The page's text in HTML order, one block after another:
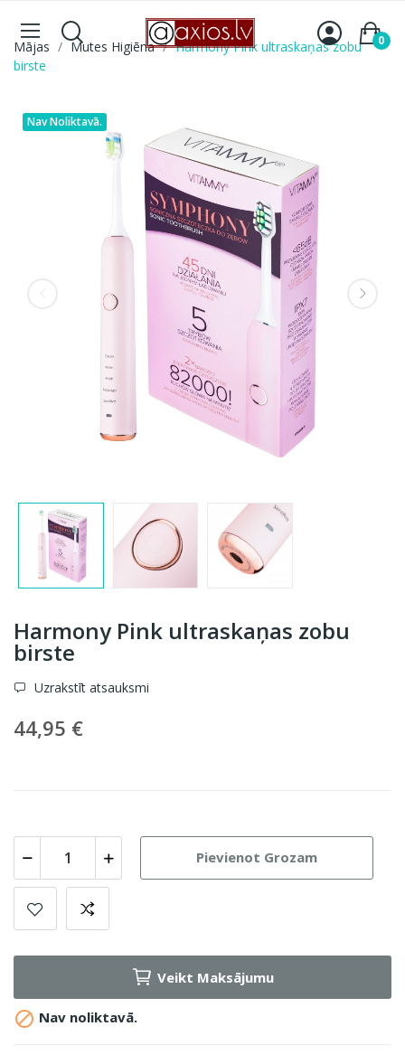
0
Mājas Mutes Higiēna
Harmony Pink ultraskaņas zobu
birste
Nav Noliktavā.
Harmony Pink ultraskaņas zobu
birste
Uzrakstīt atsauksmi
44,95 €
Pievienot Grozam
Veikt Maksājumu
 Nav noliktavā.